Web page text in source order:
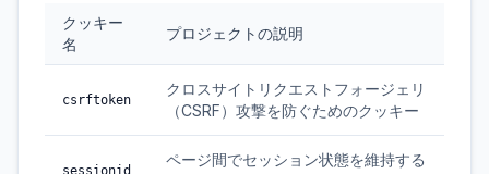
クッキー
名
プロジェクトの説明
csrftoken
クロスサイトリクエストフォージェリ
（CSRF）攻撃を防ぐためのクッキー
sessionid
ページ間でセッション状態を維持する